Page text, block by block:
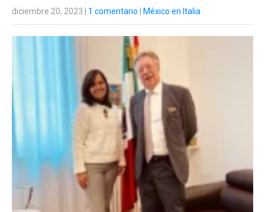
diciembre 20, 2023 1 comentario México en Italia